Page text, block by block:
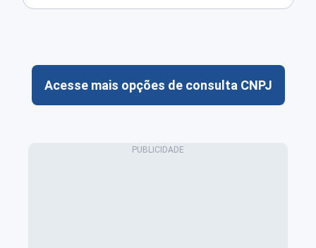
Acesse mais opções de consulta CNPJ